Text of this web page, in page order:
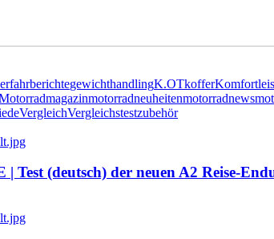
fahrberichtegewichthandlingK.OTkofferKomfort
motorradneuheitenmotorradnews
VergleichVergleichstestzubehör
Test (deutsch) der neuen A2 Reise-